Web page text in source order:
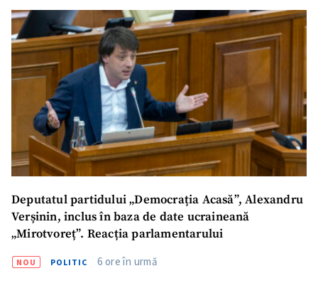
Deputatul partidului „Democrația Acasă”, Alexandru
Verșinin, inclus în baza de date ucraineană
„Mirotvoreț”. Reacția parlamentarului
NOU POLITIC 6 ore în urmă